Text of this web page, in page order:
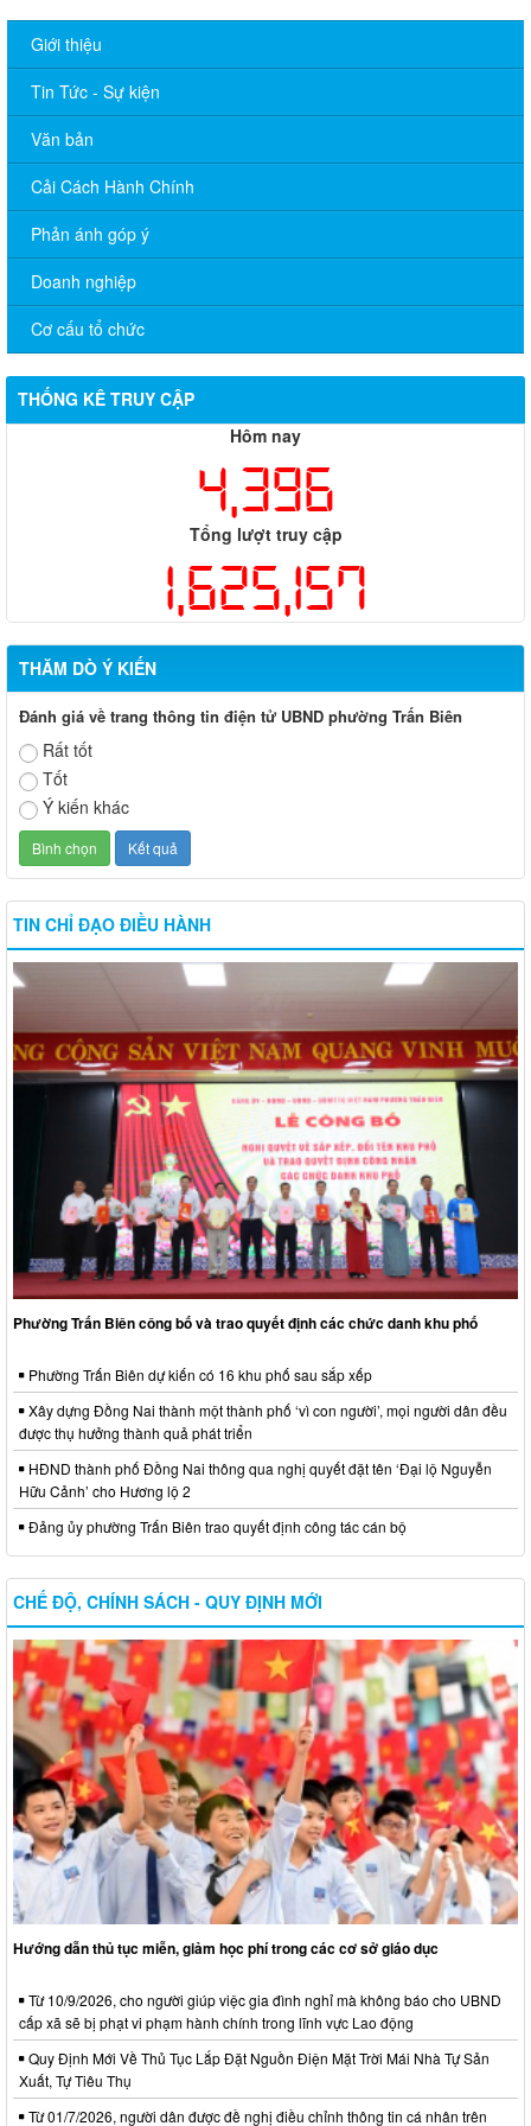
Giới thiệu
Tin Tức - Sự kiện
Văn bản
Cải Cách Hành Chính
Phản ánh góp ý
Doanh nghiệp
Cơ cấu tổ chức
THỐNG KÊ TRUY CẬP
Hôm nay
4,396
Tổng lượt truy cập
1,625,157
THĂM DÒ Ý KIẾN
Đánh giá về trang thông tin điện tử UBND phường Trấn Biên
Rất tốt
Tốt
Ý kiến khác
TIN CHỈ ĐẠO ĐIỀU HÀNH
Phường Trấn Biên công bố và trao quyết định các chức danh khu phố
Phường Trấn Biên dự kiến có 16 khu phố sau sắp xếp
Xây dựng Đồng Nai thành một thành phố ‘vì con người’, mọi người dân đều
được thụ hưởng thành quả phát triển
HĐND thành phố Đồng Nai thông qua nghị quyết đặt tên ‘Đại lộ Nguyễn
Hữu Cảnh’ cho Hương lộ 2
Đảng ủy phường Trấn Biên trao quyết định công tác cán bộ
CHẾ ĐỘ, CHÍNH SÁCH - QUY ĐỊNH MỚI
Hướng dẫn thủ tục miễn, giảm học phí trong các cơ sở giáo dục
Từ 10/9/2026, cho người giúp việc gia đình nghỉ mà không báo cho UBND
cấp xã sẽ bị phạt vi phạm hành chính trong lĩnh vực Lao động
Quy Định Mới Về Thủ Tục Lắp Đặt Nguồn Điện Mặt Trời Mái Nhà Tự Sản
Xuất, Tự Tiêu Thụ
Từ 01/7/2026, người dân được đề nghị điều chỉnh thông tin cá nhân trên